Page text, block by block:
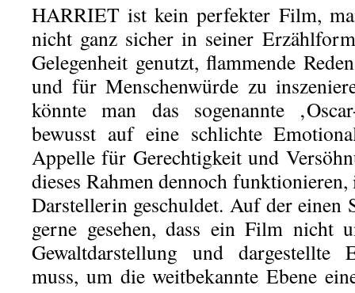
HARRIET ist kein perfekter Film,
nicht ganz sicher in seiner
Gelegenheit genutzt, flammende
und für Menschenwürde zu
könnte man das sogenannte
bewusst auf eine schlichte
Appelle für Gerechtigkeit und
dieses Rahmen dennoch
Darstellerin geschuldet. Auf der einen
gerne gesehen, dass ein Film nicht
Gewaltdarstellung und dargestellte
muss, um die weitbekannte Ebene